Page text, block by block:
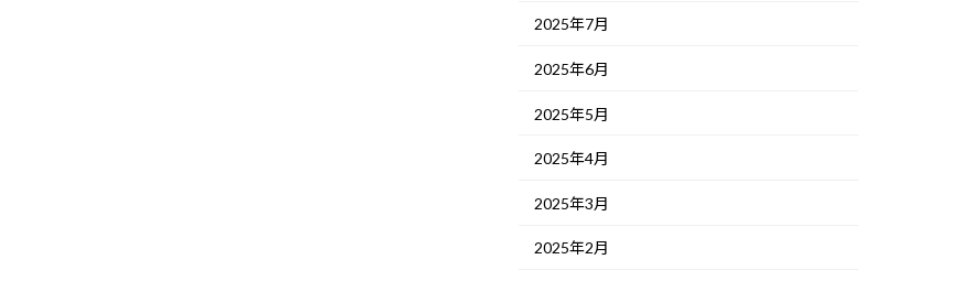
2025年7月
2025年6月
2025年5月
2025年4月
2025年3月
2025年2月